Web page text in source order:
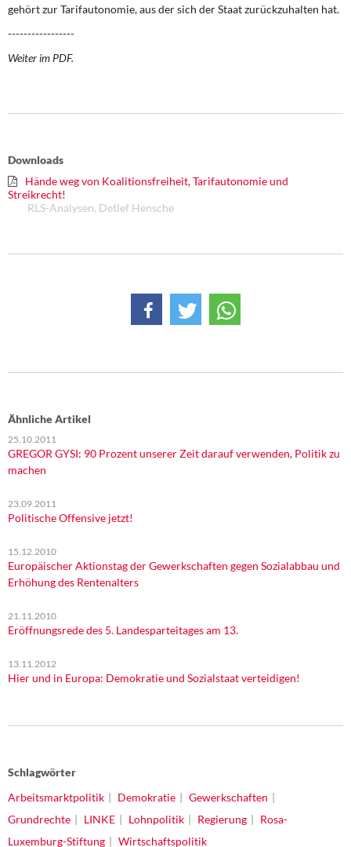
gehört zur Tarifautonomie, aus der sich der Staat zurückzuhalten hat.
-----------------
Weiter im PDF.
Downloads
Hände weg von Koalitionsfreiheit, Tarifautonomie und
Streikrecht!
RLS-Analysen, Detlef Hensche
Ähnliche Artikel
25.10.2011
GREGOR GYSI: 90 Prozent unserer Zeit darauf verwenden, Politik zu
machen
23.09.2011
Politische Offensive jetzt!
15.12.2010
Europäischer Aktionstag der Gewerkschaften gegen Sozialabbau und
Erhöhung des Rentenalters
21.11.2010
Eröffnungsrede des 5. Landesparteitages am 13.
13.11.2012
Hier und in Europa: Demokratie und Sozialstaat verteidigen!
Schlagwörter
Arbeitsmarktpolitik
Demokratie
Gewerkschaften
Grundrechte
LINKE Lohnpolitik Regierung
Rosa-
Luxemburg-Stiftung
Wirtschaftspolitik